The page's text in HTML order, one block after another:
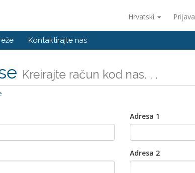
Hrvatski Prijava
Kontaktirajte nas
Kreirajte račun kod nas. . .
Adresa 1
Adresa 2